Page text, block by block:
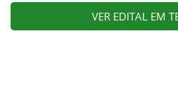
VER EDITAL EM